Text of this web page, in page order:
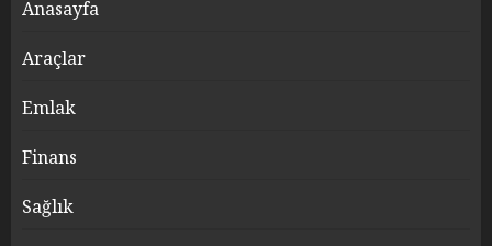
Anasayfa
Araçlar
Emlak
Finans
Sağlık